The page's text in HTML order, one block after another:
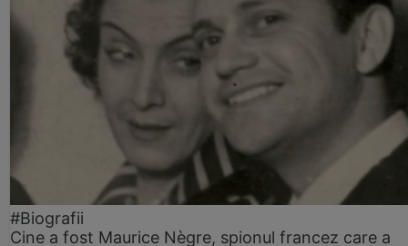
#Biografii
Cine a fost Maurice Nègre, spionul francez care a